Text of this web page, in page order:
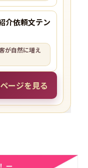
介依頼文テン
が自然に増え
ージを見る